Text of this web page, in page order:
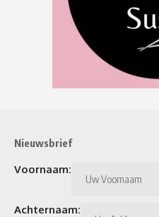
Nieuwsbrief
Voornaam:
Achternaam: